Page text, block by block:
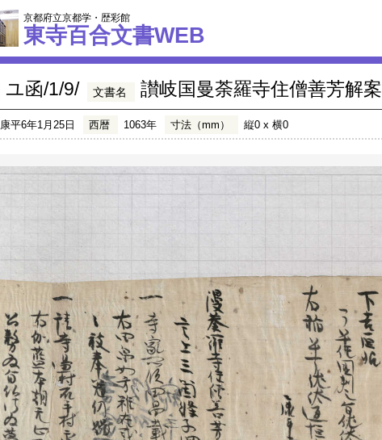
京都府立京都学・歴彩館
東寺百合文書WEB
ユ函/1/9/ 文書名 讃岐国曼荼羅寺住僧善芳解案
康平6年1月25日 西暦 1063年 寸法（mm） 縦0 x 横0